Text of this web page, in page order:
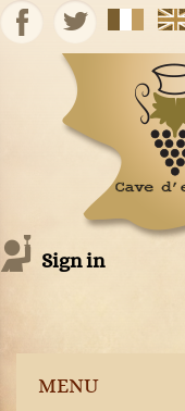
Sign in
MENU